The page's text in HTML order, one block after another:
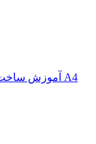
آموزش ساخت اوریگامی قایق موتوری تندرو فقط با یک کاغذ A4